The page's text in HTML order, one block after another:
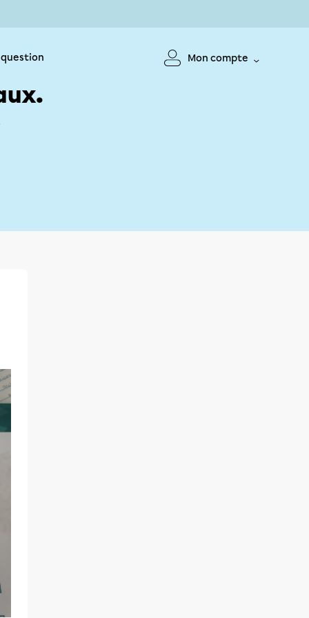
Mon compte